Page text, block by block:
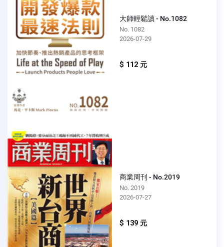
大師輕鬆讀 - No.1082
No. 1082
2026-07-29
$ 112 元
商業周刊 - No.2019
No. 2019
2026-07-27
$ 139 元